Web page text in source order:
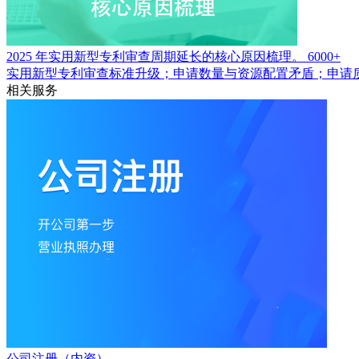
2025 年实用新型专利审查周期延长的核心原因梳理。
6000+
实用新型专利审查标准升级；申请数量与资源配置矛盾；申请
相关服务